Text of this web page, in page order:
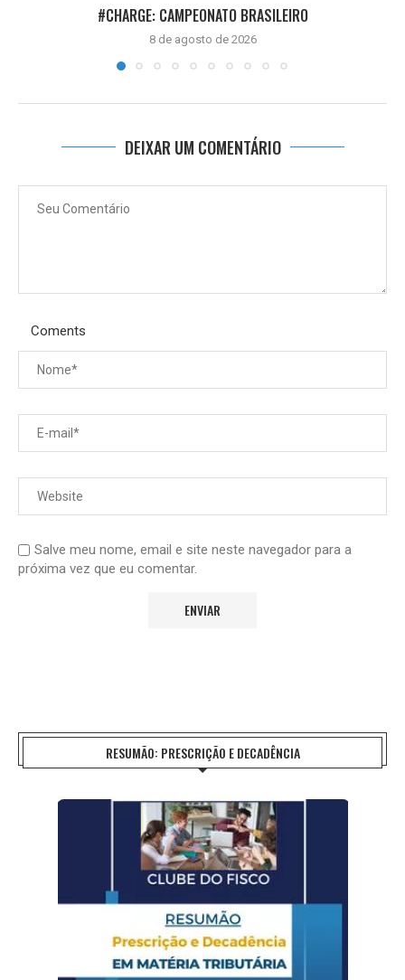
#CHARGE: CAMPEONATO BRASILEIRO
8 de agosto de 2026
DEIXAR UM COMENTÁRIO
Coments
Salve meu nome, email e site neste navegador para a
próxima vez que eu comentar.
RESUMÃO: PRESCRIÇÃO E DECADÊNCIA